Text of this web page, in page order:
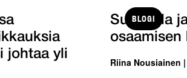
johtaa yli
BLOGI
Suomella
osaamisen
Riina Nousiainen